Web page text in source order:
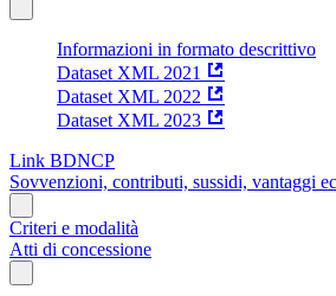
Informazioni in formato descrittivo
Dataset XML 2021
Dataset XML 2022
Dataset XML 2023
Link BDNCP
Sovvenzioni, contributi, sussidi, vantaggi
Criteri e modalità
Atti di concessione